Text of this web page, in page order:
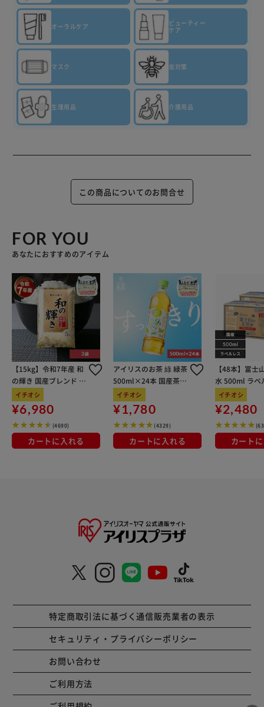
オーラルケア
ビューティー
ケア
マスク 虫対策
生理用品 介護用品
この商品についてのお問合せ
FOR YOU
あなたにおすすめのアイテム
【15kg】令和7年産 和
の輝き 国産ブレンド 5
kg×3袋
イチオシ
¥6,980
(4690)
カートに入れる
アイリスのお茶 綠 緑茶
500ml×24本 国産茶葉
100％使用
イチオシ
¥1,780
(4329)
カートに入れる
【48本】富士
水 500ml ラベ
イチオシ
¥2,480
カート
特定商取引法に基づく通信販売業者の表示
セキュリティ・プライバシーポリシー
お問い合わせ
ご利用方法